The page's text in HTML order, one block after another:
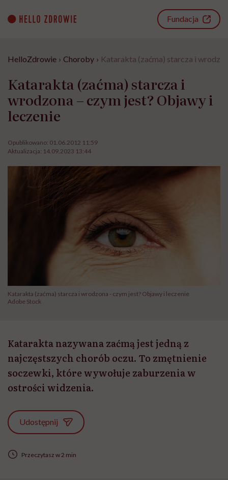
content
Fundacja
HelloZdrowie › Choroby › Katarakta (zaćma) starcza i
Katarakta (zaćma) starcza i
wrodzona – czym jest? Objawy i
leczenie
Opublikowano: 01.06.2012 11:59
Aktualizacja: 14.09.2023 13:44
Katarakta (zaćma) starcza i wrodzona - czym jest? Objawy i leczenie
Adobe Stock
Katarakta nazywana zaćmą jest jedną z
najczęstszych chorób oczu. To zmętnienie
soczewki, które wywołuje zaburzenia w
ostrości widzenia.
Udostępnij
Przeczytasz w 2 min